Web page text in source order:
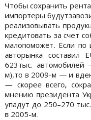
Чтобы сохранить
импортеры
реализовывать
кредитовать за счет
малопоможет. Если по
авторынка составил
623тыс.
м),то в 2009-м — и
— скорее всего,
мнению президента
упадут до 250–270
в 2005-м.